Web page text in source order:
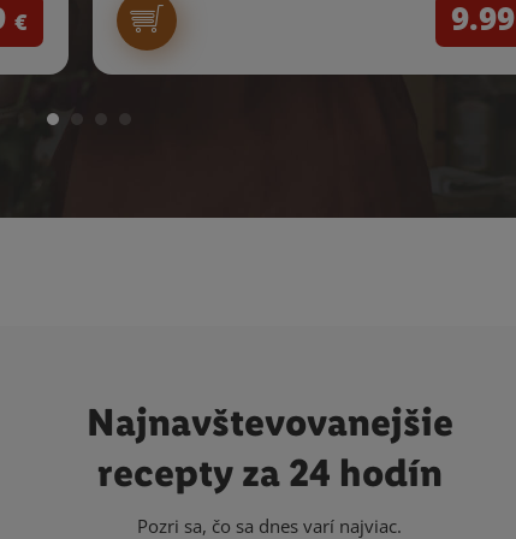
€ 9.99
Najnavštevovanejšie
recepty za 24 hodín
Pozri sa, čo sa dnes varí najviac.